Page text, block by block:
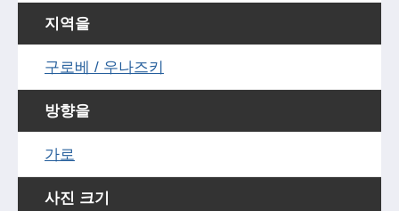
지역을
구로베 / 우나즈키
방향을
가로
사진 크기